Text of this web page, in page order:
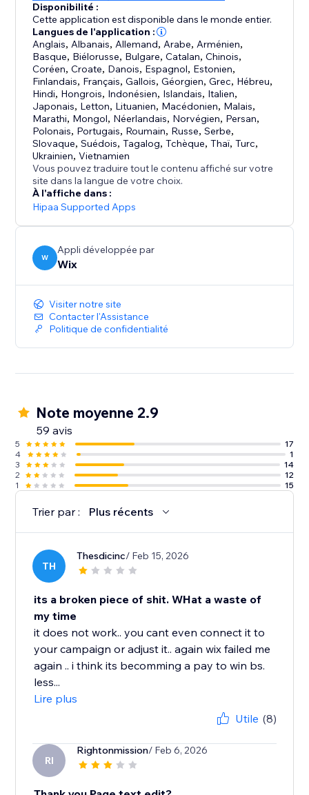
Disponibilité :
Cette application est disponible dans le monde entier.
Langues de l'application :
Anglais, Albanais, Allemand, Arabe, Arménien,
Basque, Biélorusse, Bulgare,Catalan,Chinois,
Coréen,Croate, Danois, Espagnol, Estonien,
Finlandais, Français,Gallois,Géorgien,Grec, Hébreu,
Hindi, Hongrois, Indonésien, Islandais, Italien,
Japonais, Letton, Lituanien, Macédonien, Malais,
Marathi, Mongol, Néerlandais, Norvégien, Persan,
Polonais, Portugais, Roumain, Russe,Serbe,
Slovaque,Suédois,Tagalog,Tchèque,Thaï,Turc,
Ukrainien,Vietnamien
Vous pouvez traduire tout le contenu affiché sur votre
site dans la langue de votre choix.
À l'affiche dans :
Hipaa Supported Apps
W
Appli développée par
Wix
Visiter notre site
Contacter l'Assistance
Politique de confidentialité
Note moyenne 2.9
59 avis
5
17
4
1
3
14
2
12
1
15
Trier par : Plus récents
TH
Thesdicinc/ Feb 15, 2026
its a broken piece of shit. WHat a waste of
my time
it does not work.. you cant even connect it to
your campaign or adjust it.. again wix failed me
again .. i think its becomming a pay to win bs.
less...
Lire plus
Utile (8)
RI
Rightonmission/ Feb 6, 2026